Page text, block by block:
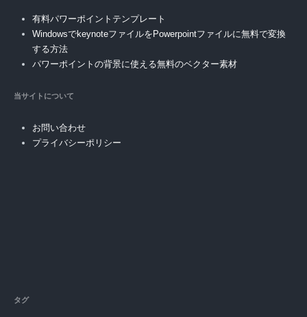
有料パワーポイントテンプレート
WindowsでkeynoteファイルをPowerpointファイルに無料で変換
する方法
パワーポイントの背景に使える無料のベクター素材
当サイトについて
お問い合わせ
プライバシーポリシー
タグ